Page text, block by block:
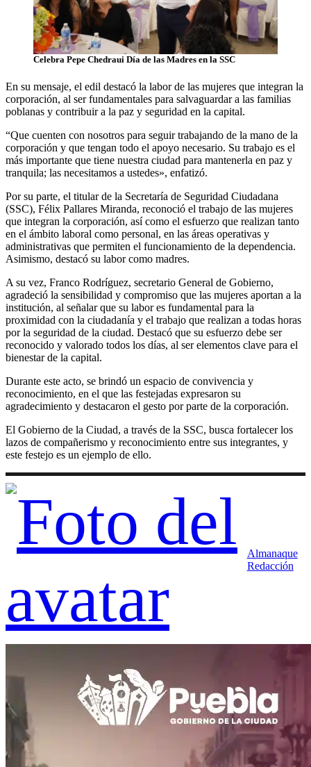
Celebra Pepe Chedraui Día de las Madres en la SSC
En su mensaje, el edil destacó la labor de las mujeres que integran la
corporación, al ser fundamentales para salvaguardar a las familias
poblanas y contribuir a la paz y seguridad en la capital.
“Que cuenten con nosotros para seguir trabajando de la mano de la
corporación y que tengan todo el apoyo necesario. Su trabajo es el
más importante que tiene nuestra ciudad para mantenerla en paz y
tranquila; las necesitamos a ustedes», enfatizó.
Por su parte, el titular de la Secretaría de Seguridad Ciudadana
(SSC), Félix Pallares Miranda, reconoció el trabajo de las mujeres
que integran la corporación, así como el esfuerzo que realizan tanto
en el ámbito laboral como personal, en las áreas operativas y
administrativas que permiten el funcionamiento de la dependencia.
Asimismo, destacó su labor como madres.
A su vez, Franco Rodríguez, secretario General de Gobierno,
agradeció la sensibilidad y compromiso que las mujeres aportan a la
institución, al señalar que su labor es fundamental para la
proximidad con la ciudadanía y el trabajo que realizan a todas horas
por la seguridad de la ciudad. Destacó que su esfuerzo debe ser
reconocido y valorado todos los días, al ser elementos clave para el
bienestar de la capital.
Durante este acto, se brindó un espacio de convivencia y
reconocimiento, en el que las festejadas expresaron su
agradecimiento y destacaron el gesto por parte de la corporación.
El Gobierno de la Ciudad, a través de la SSC, busca fortalecer los
lazos de compañerismo y reconocimiento entre sus integrantes, y
este festejo es un ejemplo de ello.
Almanaque
Redacción